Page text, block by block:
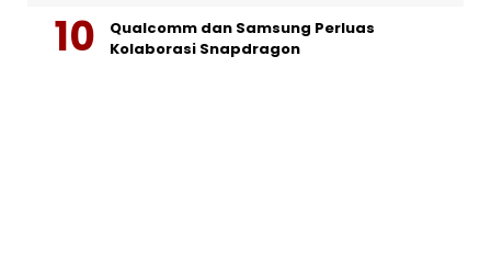
Qualcomm dan Samsung Perluas
Kolaborasi Snapdragon